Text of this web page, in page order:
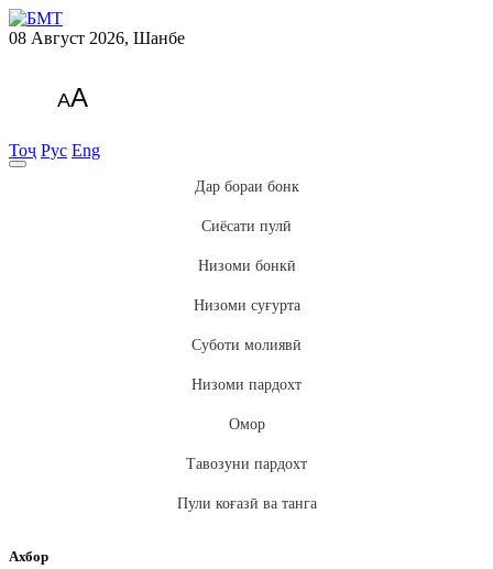
08 Август 2026, Шанбе
AA
Тоҷ Рус Eng
Дар бораи бонк
Сиёсати пулӣ
Низоми бонкӣ
Низоми суғурта
Суботи молиявӣ
Низоми пардохт
Омор
Тавозуни пардохт
Пули коғазӣ ва танга
Ахбор